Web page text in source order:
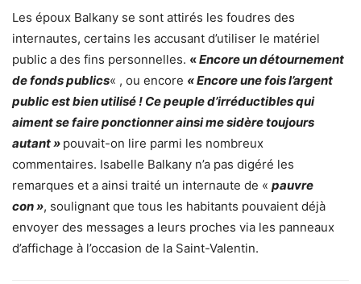
Les époux Balkany se sont attirés les foudres des
internautes, certains les accusant d’utiliser le matériel
public а des fins personnelles. «Encore un détournement
de fonds publics« , ou encore « Encore une fois l’argent
public est bien utilisé ! Ce peuple d’irréductibles qui
aiment se faire ponctionner ainsi me sidère toujours
autant » pouvait-on lire parmi les nombreux
commentaires. Isabelle Balkany n’a pas digéré les
remarques et a ainsi traité un internaute de « pauvre
con », soulignant que tous les habitants pouvaient déjà
envoyer des messages а leurs proches via les panneaux
d’affichage à l’occasion de la Saint-Valentin.